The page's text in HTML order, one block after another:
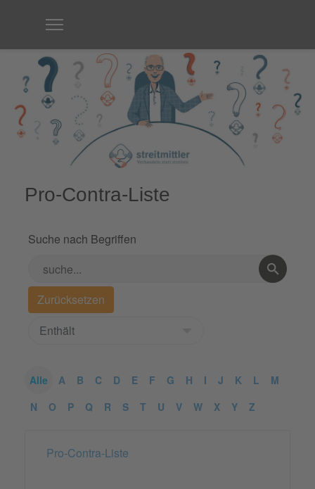
Pro-Contra-Liste
Suche nach Begriffen
Alle A B C D E F G H I J K L
M
N
O P Q R S T U V W X Y Z
Pro-Contra-Liste